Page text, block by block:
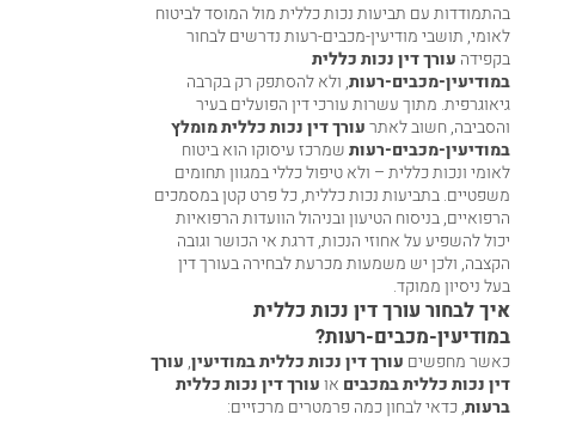
בהתמודדות עם תביעות נכות כללית מול המוסד לביטוח
לאומי, תושבי מודיעין-מכבים-רעות נדרשים לבחור
בקפידה עורך דין נכות כללית
במודיעין-מכבים-רעות, ולא להסתפק רק בקרבה
גיאוגרפית. מתוך עשרות עורכי דין הפועלים בעיר
והסביבה, חשוב לאתרעורך דין נכות כללית מומלץ
במודיעין-מכבים-רעותשמרכז עיסוקו הוא ביטוח
לאומי ונכות כללית – ולא טיפול כללי במגוון תחומים
משפטיים. בתביעות נכות כללית, כל פרט קטן במסמכים
הרפואיים, בניסוח הטיעון ובניהול הוועדות הרפואיות
יכול להשפיע על אחוזי הנכות, דרגת אי הכושר וגובה
הקצבה, ולכן יש משמעות מכרעת לבחירה בעורך דין
בעל ניסיון ממוקד.
איך לבחור עורך דין נכות כללית
במודיעין-מכבים-רעות?
כאשר מחפשים עורך דין נכות כללית במודיעין, עורך
דין נכות כללית במכבים אועורך דין נכות כללית
ברעות, כדאי לבחון כמה פרמטרים מרכזיים: